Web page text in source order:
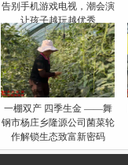
告别手机游戏电视，潮会演
让孩子越玩越优秀
一棚双产 四季生金 ——舞
钢市杨庄乡隆源公司菌菜轮
作解锁生态致富新密码